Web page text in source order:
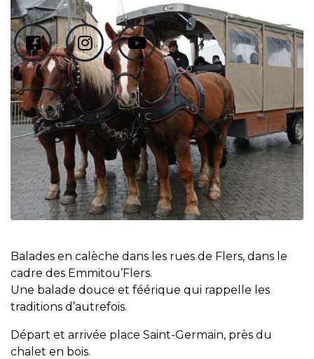
Balades en calèche dans les rues de Flers, dans le
cadre des Emmitou’Flers.
Une balade douce et féérique qui rappelle les
traditions d’autrefois.
Départ et arrivée place Saint-Germain, près du
chalet en bois.